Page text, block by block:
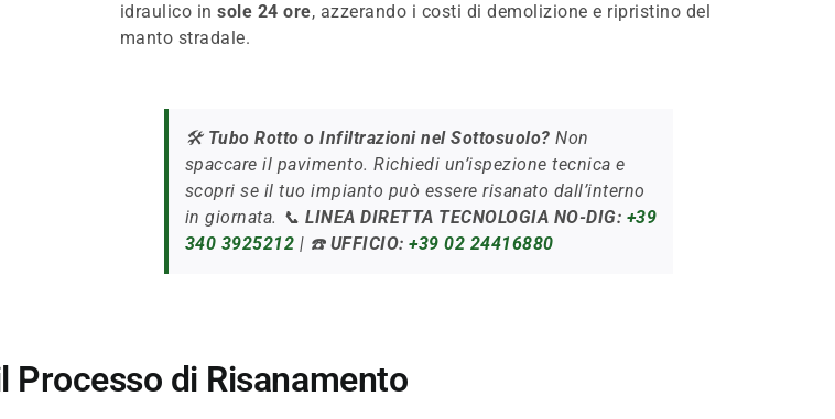
idraulico insole 24 ore, azzerando i costi di demolizione e ripristino del
manto stradale.
🛠️ Tubo Rotto o Infiltrazioni nel Sottosuolo? Non
spaccare il pavimento. Richiedi un’ispezione tecnica e
scopri se il tuo impianto può essere risanato dall’interno
in giornata. 📞LINEA DIRETTA TECNOLOGIA NO-DIG: +39
340 3925212 | ☎️ UFFICIO:+39 02 24416880
Processo di Risanamento